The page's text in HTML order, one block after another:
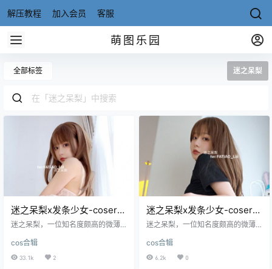
解压教程 加入会员 客服
萌图乐园
全部标签 迷之呆梨
迷之呆梨x发条少女-coser全
部作品[合集][持续更新]62套
迷之呆梨，一位知名度颇高的微薄
干净，五官精致，皮膚白皙，水灵
灵的大眼睛清澈而透明，还有那灰
cos合辑
33.1k 2
迷之呆梨x发条少女-coser最
全合集132套[持续更新]
迷之呆梨，一位知名度颇高的微薄
干净，五官精致，皮膚白皙，水灵
灵的大眼.
cos合辑
6.2k 0